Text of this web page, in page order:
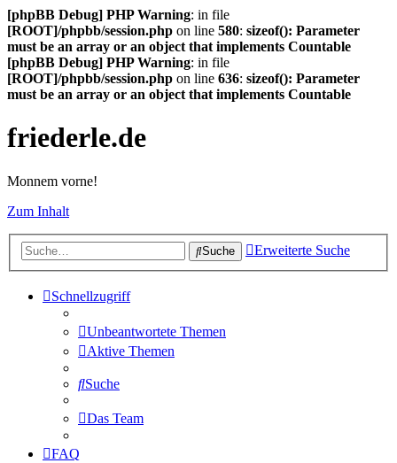
[phpBB Debug] PHP Warning: in file
[ROOT]/phpbb/session.php on line 580: sizeof(): Parameter
must be an array or an object that implements Countable
[phpBB Debug] PHP Warning: in file
[ROOT]/phpbb/session.php on line 636: sizeof(): Parameter
must be an array or an object that implements Countable
friederle.de
Monnem vorne!
Zum Inhalt
Suche Erweiterte Suche
Schnellzugriff
Unbeantwortete Themen
Aktive Themen
Suche
Das Team
FAQ